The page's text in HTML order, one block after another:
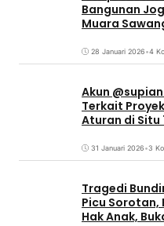
Bangunan
Muara
28 Januari 2026•4
Akun
Terkait
Aturan di Situ
31 Januari 2026•3
Tragedi
Picu Sorotan,
Hak Anak,